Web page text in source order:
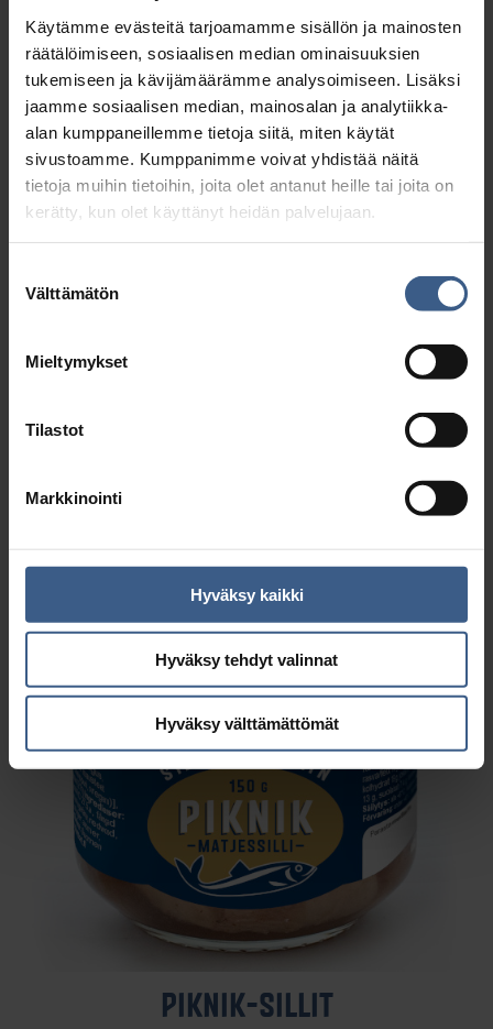
Käytämme evästeitä tarjoamamme sisällön ja mainosten
räätälöimiseen, sosiaalisen median ominaisuuksien
tukemiseen ja kävijämäärämme analysoimiseen. Lisäksi
jaamme sosiaalisen median, mainosalan ja analytiikka-
alan kumppaneillemme tietoja siitä, miten käytät
sivustoamme. Kumppanimme voivat yhdistää näitä
tietoja muihin tietoihin, joita olet antanut heille tai joita on
kerätty, kun olet käyttänyt heidän palvelujaan.
valinta
Välttämätön
Mieltymykset
Tilastot
Markkinointi
Hyväksy kaikki
Hyväksy tehdyt valinnat
Hyväksy välttämättömät
AR­TE­SAA­NI SI­LAK­KA­SÄI­LYK­KEET
PIK­NIK-SIL­LIT